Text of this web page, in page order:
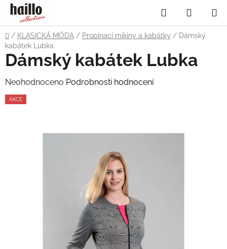
Přejít
obsah
Hledat
KOŠÍK
Domů
/ KLASICKÁ MÓDA / Propínací mikiny a kabátky / Dámský
kabátek Lubka
Dámský kabátek Lubka
Průměrné
hodnocení
Neohodnoceno Podrobnosti hodnocení
AKCE